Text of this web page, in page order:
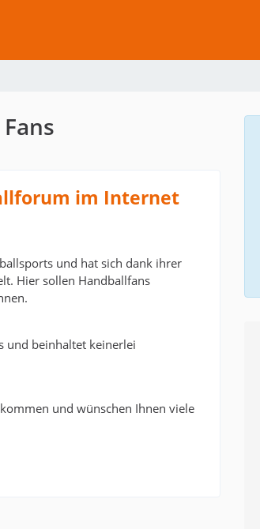
im Internet
und hat sich dank ihrer
Hier sollen Handballfans
und beinhaltet keinerlei
und wünschen Ihnen viele